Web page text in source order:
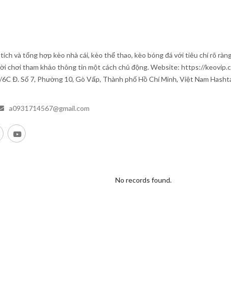
và tổng hợp kèo nhà cái, kèo thể thao, kèo bóng đá với tiêu chí rõ
chơi tham khảo thông tin một cách chủ động. Website: https://
Đ. Số 7, Phường 10, Gò Vấp, Thành phố Hồ Chí Minh, Việt Nam
a0931714567@gmail.com
No records found.